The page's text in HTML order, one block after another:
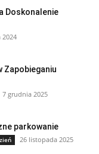
Doskonalenie
2024
Zapobieganiu
7 grudnia 2025
parkowanie
26 listopada 2025